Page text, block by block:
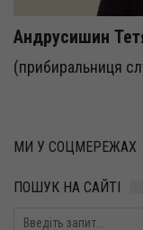
Андрусишин
(прибиральниця
МИ У СОЦМЕРЕЖАХ
ПОШУК НА САЙТІ